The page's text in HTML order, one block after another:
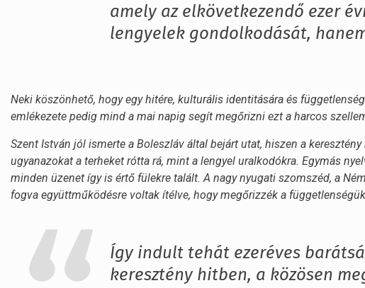
amely az elkövetkezendő ezer
lengyelek gondolkodását,
Neki köszönhető, hogy egy hitére, kulturális identitására és
emlékezete pedig mind a mai napig segít megőrizni ezt a harcos
Szent István jól ismerte a Boleszláv által bejárt utat, hiszen a
ugyanazokat a terheket rótta rá, mint a lengyel uralkodókra. Egymás
minden üzenet így is értő fülekre talált. A nagy nyugati szomszéd, a
fogva együttműködésre voltak ítélve, hogy megőrizzék a
Így indult tehát ezeréves
keresztény hitben, a közösen